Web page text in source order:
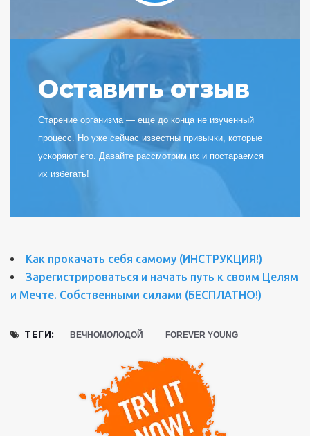
Оставить отзыв
Старение организма — еще до конца не изученный
процесс. Но уже сейчас известны привычки, которые
ускоряют его. Давайте рассмотрим их и постараемся
их избегать!
Как прокачать себя самому (ИНСТРУКЦИЯ!)
Зарегистрироваться и начать путь к своим Целям
и Мечте. Собственными силами (БЕСПЛАТНО!)
ТЕГИ: ВЕЧНОМОЛОДОЙ FOREVER YOUNG